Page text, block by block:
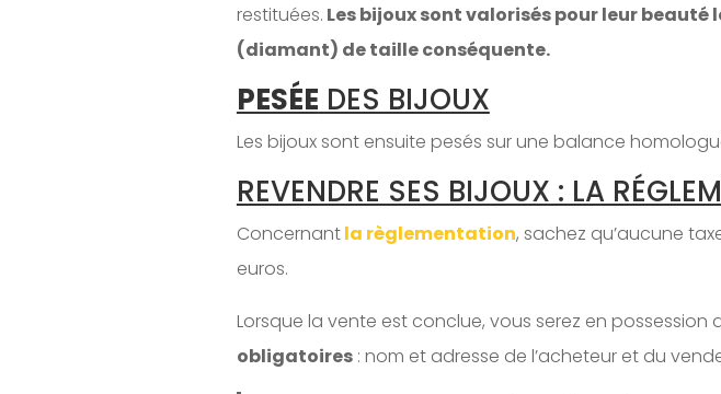
restituées. Les bijoux sont valorisés pour leur
(diamant) de taille conséquente.
PESÉE DES BIJOUX
Les bijoux sont ensuite pesés sur une balance
REVENDRE SES BIJOUX : LA
Concernantla règlementation, sachez qu’aucune
euros.
Lorsque la vente est conclue, vous serez en possession
obligatoires: nom et adresse de l’acheteur et du